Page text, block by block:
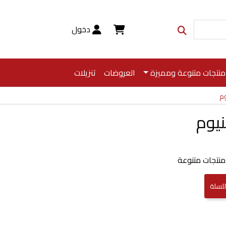
دخول
منتجات متنوعة ومميزة العروضات تنزيلات
منتجات متنوعة